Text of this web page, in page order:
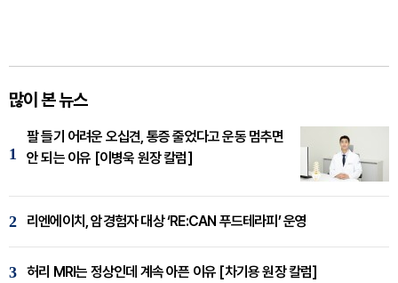
많이 본 뉴스
1
팔 들기 어려운 오십견, 통증 줄었다고 운동 멈추면
안 되는 이유 [이병욱 원장 칼럼]
2 리엔에이치, 암경험자 대상 ‘RE:CAN 푸드테라피’ 운영
3 허리 MRI는 정상인데 계속 아픈 이유 [차기용 원장 칼럼]